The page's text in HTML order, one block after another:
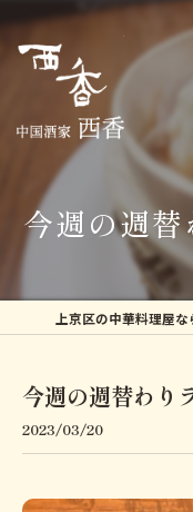
今週の週
今週の週替わり
2023/03/20